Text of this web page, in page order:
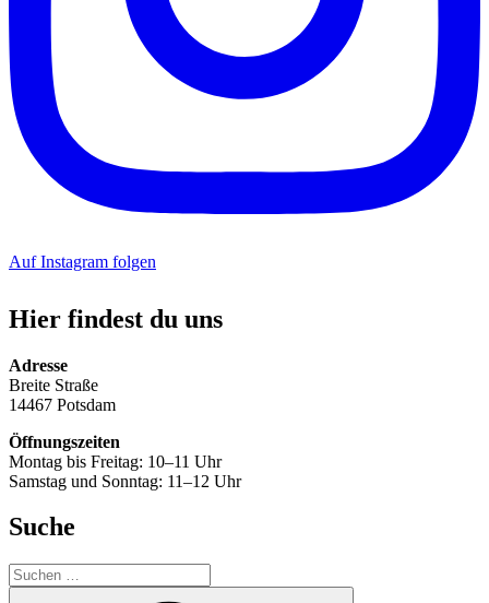
Auf Instagram folgen
Hier findest du uns
Adresse
Breite Straße
14467 Potsdam
Öffnungszeiten
Montag bis Freitag: 10–11 Uhr
Samstag und Sonntag: 11–12 Uhr
Suche
Suchen
nach: